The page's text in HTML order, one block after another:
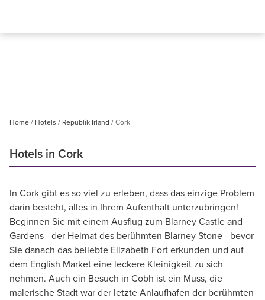
Home Hotels Republik Irland Cork
Hotels in Cork
In Cork gibt es so viel zu erleben, dass das einzige Problem
darin besteht, alles in Ihrem Aufenthalt unterzubringen!
Beginnen Sie mit einem Ausflug zum Blarney Castle and
Gardens - der Heimat des berühmten Blarney Stone - bevor
Sie danach das beliebte Elizabeth Fort erkunden und auf
dem English Market eine leckere Kleinigkeit zu sich
nehmen. Auch ein Besuch in Cobh ist ein Muss, die
malerische Stadt war der letzte Anlaufhafen der berühmten